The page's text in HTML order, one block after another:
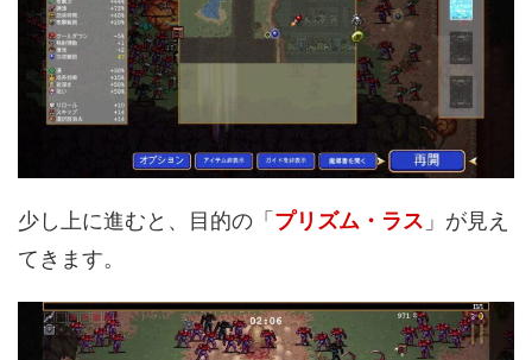
少し上に進むと、目的の「 プリズム・ラス 」が見え
てきます。